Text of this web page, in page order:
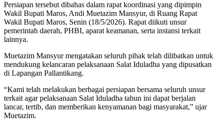
Persiapan tersebut dibahas dalam rapat koordinasi yang dipimpin
Wakil Bupati Maros, Andi Muetazim Mansyur, di Ruang Rapat
Wakil Bupati Maros, Senin (18/5/2026). Rapat diikuti unsur
pemerintah daerah, PHBI, aparat keamanan, serta instansi terkait
lainnya.
Muetazim Mansyur mengatakan seluruh pihak telah dilibatkan untuk
mendukung kelancaran pelaksanaan Salat Iduladha yang dipusatkan
di Lapangan Pallantikang.
“Kami telah melakukan berbagai persiapan bersama seluruh unsur
terkait agar pelaksanaan Salat Iduladha tahun ini dapat berjalan
lancar, tertib, dan memberikan kenyamanan bagi masyarakat,” ujar
Muetazim.